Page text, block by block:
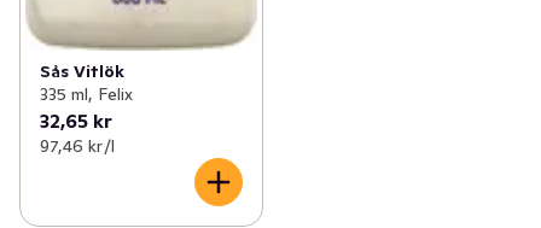
Sås Vitlök
335 ml, Felix
32,65 kr
97,46 kr /l